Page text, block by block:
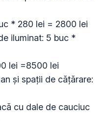
* 280 lei = 2800 lei
iluminat: 5 buc *
lei =8500 lei
și spații de cățărare:
cu dale de cauciuc